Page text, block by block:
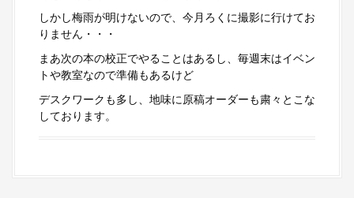
しかし梅雨が明けないので、今月ろくに撮影に行けてお
りません・・・
まあ次の本の校正でやることはあるし、毎週末はイベン
トや教室なので準備もあるけど
デスクワークも多し、地味に原稿オーダーも粛々とこな
しております。